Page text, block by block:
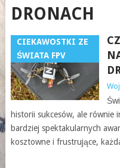
DRONACH
CIEKAWOSTKI ZE
ŚWIATA FPV
historii sukcesów, ale równie
bardziej spektakularnych
kosztowne i frustrujące,